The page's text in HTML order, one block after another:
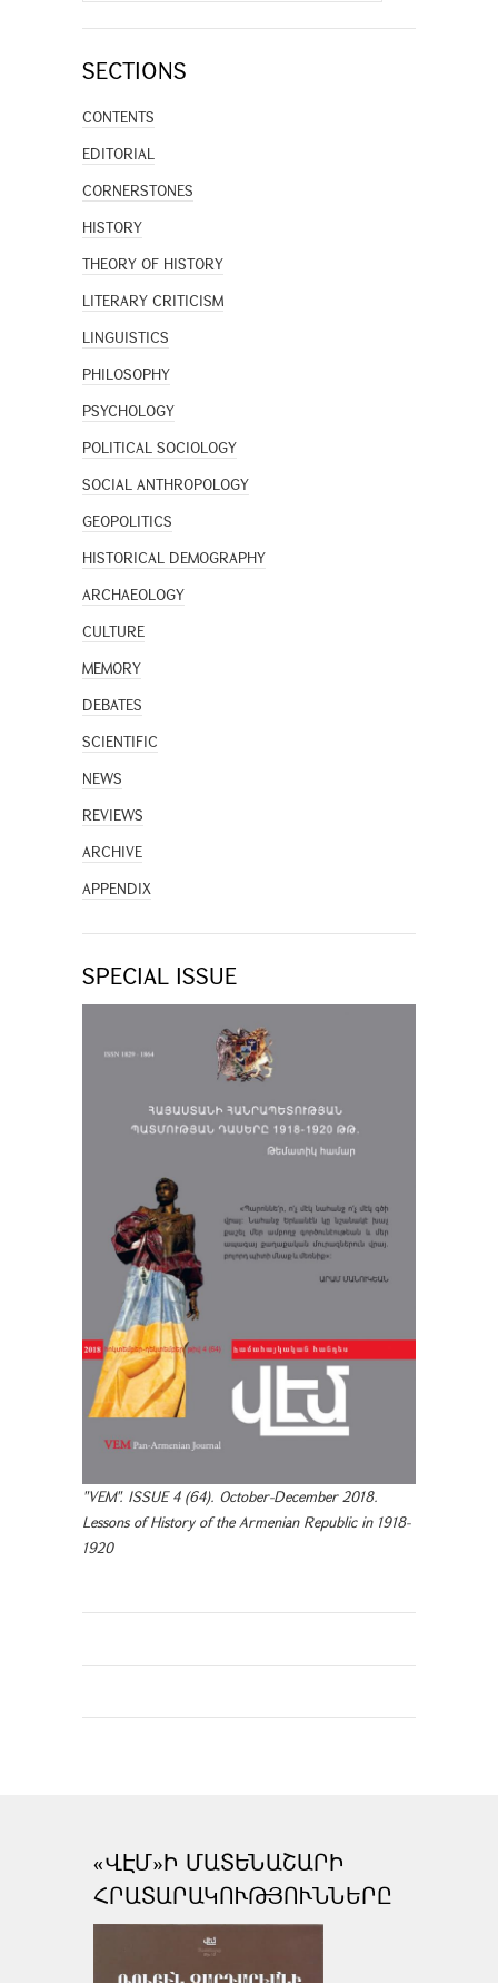
SECTIONS
CONTENTS
EDITORIAL
CORNERSTONES
HISTORY
THEORY OF HISTORY
LITERARY CRITICISM
LINGUISTICS
PHILOSOPHY
PSYCHOLOGY
POLITICAL SOCIOLOGY
SOCIAL ANTHROPOLOGY
GEOPOLITICS
HISTORICAL DEMOGRAPHY
ARCHAEOLOGY
CULTURE
MEMORY
DEBATES
SCIENTIFIC
NEWS
REVIEWS
ARCHIVE
APPENDIX
SPECIAL ISSUE
"VEM". ISSUE 4 (64). October-December 2018.
Lessons of History of the Armenian Republic in 1918-
1920
«ՎԷՄ»Ի ՄԱՏԵՆԱՇԱՐԻ
ՀՐԱՏԱՐԱԿՈՒԹՅՈՒՆՆԵՐԸ